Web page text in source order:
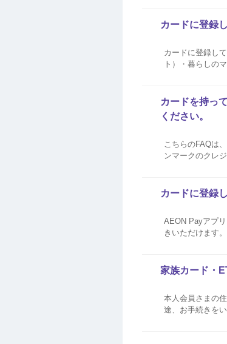
カードに登録
カードに登録している住
ト）・暮らしの
カードを持っ
ください。
こちらのFAQは
ンマークのクレ
カードに登録
AEON Payアプ
きいただけます。 AEON Payアプリ▽ 暮らしのマネーサイト▽ テレホンアンサー▽ ・ AEON Payアプリでのお手続
家族カード・
本人会員さまの
途、お手続きをいただく必要はございません